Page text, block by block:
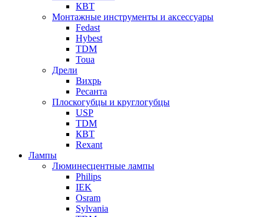
КВТ
Монтажные инструменты и аксессуары
Fedast
Hybest
TDM
Toua
Дрели
Вихрь
Ресанта
Плоскогубцы и круглогубцы
USP
TDM
КВТ
Rexant
Лампы
Люминесцентные лампы
Philips
IEK
Osram
Sylvania